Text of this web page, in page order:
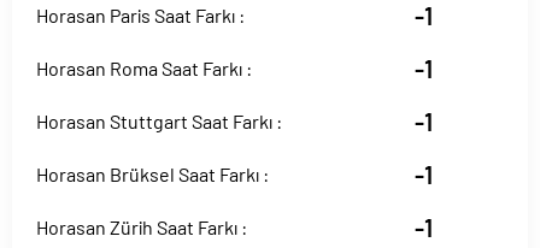
Horasan Paris Saat Farkı : -1
Horasan Roma Saat Farkı : -1
Horasan Stuttgart Saat Farkı : -1
Horasan Brüksel Saat Farkı : -1
Horasan Zürih Saat Farkı : -1